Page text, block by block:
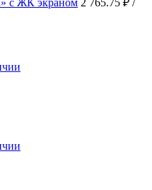
с ЖК экраном 2 765.75 ₽ /